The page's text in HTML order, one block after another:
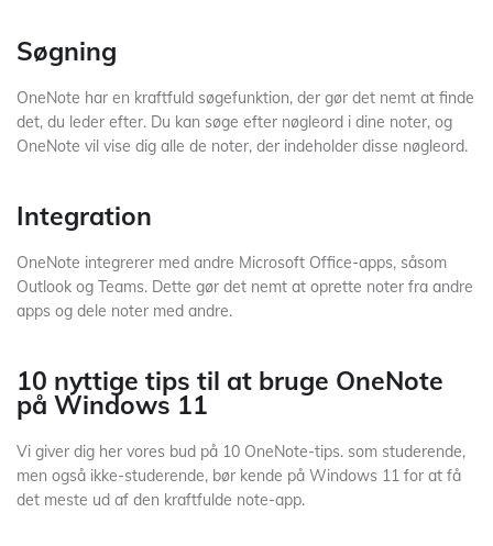
Søgning
OneNote har en kraftfuld søgefunktion, der gør det nemt at finde
det, du leder efter. Du kan søge efter nøgleord i dine noter, og
OneNote vil vise dig alle de noter, der indeholder disse nøgleord.
Integration
OneNote integrerer med andre Microsoft Office-apps, såsom
Outlook og Teams. Dette gør det nemt at oprette noter fra andre
apps og dele noter med andre.
10 nyttige tips til at bruge OneNote
på Windows 11
Vi giver dig her vores bud på 10 OneNote-tips. som studerende,
men også ikke-studerende, bør kende på Windows 11 for at få
det meste ud af den kraftfulde note-app.